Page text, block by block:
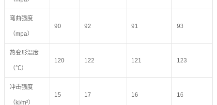
弯曲强度
（mpa）
90 92 91 93
热变形温度
（℃）
120 122 121 123
冲击强度
（kj/m²）
15 17 16 16